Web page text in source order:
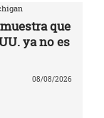
que
ya no es
08/08/2026